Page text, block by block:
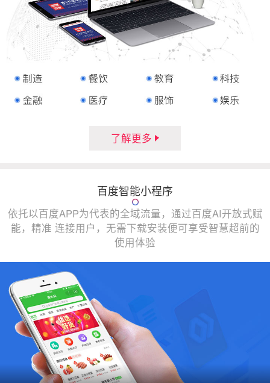
了解更多
百度智能小程序
依托以百度APP为代表的全域流量，通过百度AI开放式赋
能，精准 连接用户，无需下载安装便可享受智慧超前的
使用体验